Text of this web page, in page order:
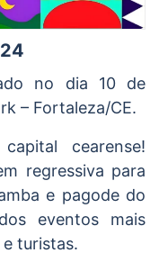
no dia 10 de
– Fortaleza/CE.
cearense!
regressiva para
e pagode do
eventos mais
turistas.